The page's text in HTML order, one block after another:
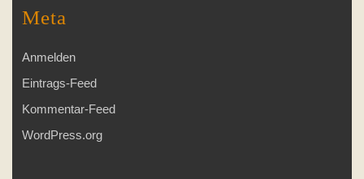
Meta
Anmelden
Eintrags-Feed
Kommentar-Feed
WordPress.org